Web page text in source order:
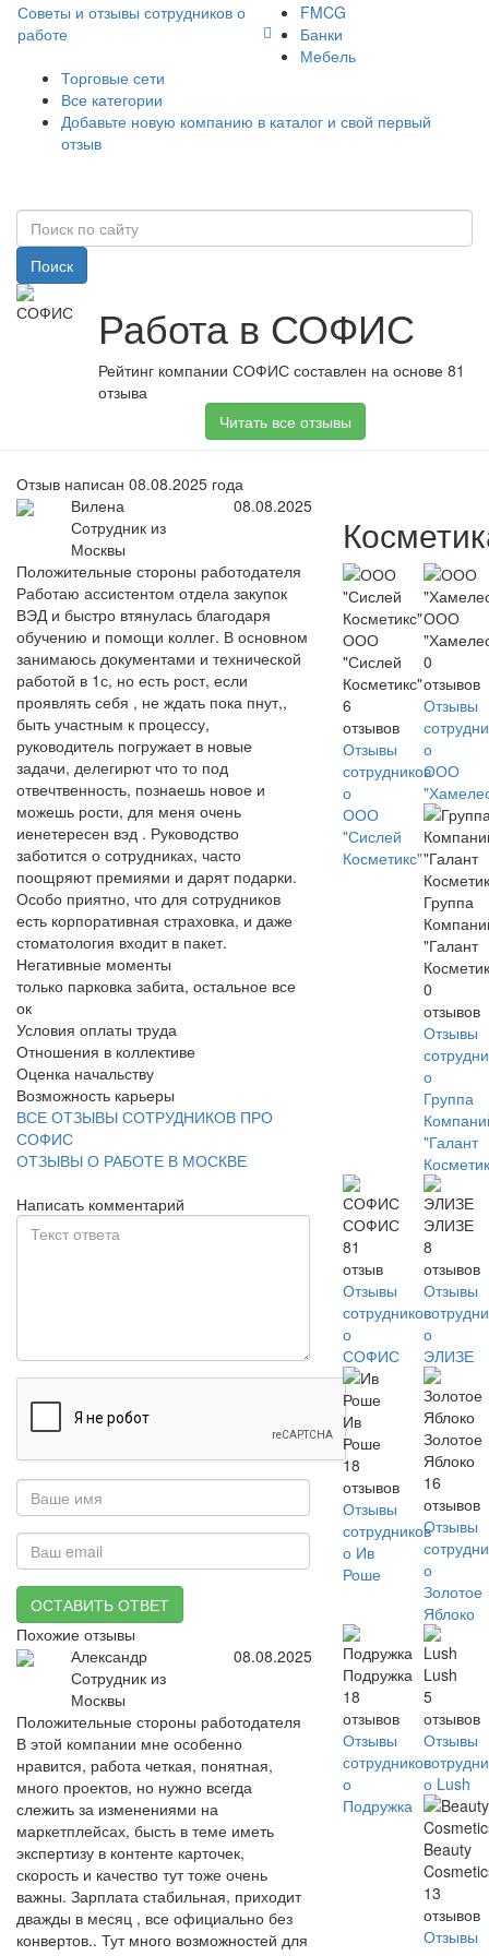
Советы и отзывы сотрудников о
работе
FMCG
Банки
Мебель
Торговые сети
Все категории
Добавьте новую компанию в каталог и свой первый
отзыв
Поиск
Работа в СОФИС
Рейтинг компании СОФИС составлен на основе 81
отзыва
Читать все отзывы
Отзыв написан 08.08.2025 года
Вилена
Сотрудник из
Москвы
08.08.2025
Положительные стороны работодателя
Работаю ассистентом отдела закупок
ВЭД и быстро втянулась благодаря
обучению и помощи коллег. В основном
занимаюсь документами и технической
работой в 1с, но есть рост, если
проявлять себя , не ждать пока пнут,,
быть участным к процессу,
руководитель погружает в новые
задачи, делегирют что то под
отвечтвенность, познаешь новое и
можешь рости, для меня очень
иенетересен вэд . Руководство
заботится о сотрудниках, часто
поощряют премиями и дарят подарки.
Особо приятно, что для сотрудников
есть корпоративная страховка, и даже
стоматология входит в пакет.
Негативные моменты
только парковка забита, остальное все
ок
Условия оплаты труда
Отношения в коллективе
Оценка начальству
Возможность карьеры
ВСЕ ОТЗЫВЫ СОТРУДНИКОВ ПРО
СОФИС
ОТЗЫВЫ О РАБОТЕ В МОСКВЕ
Написать комментарий
ОСТАВИТЬ ОТВЕТ
Похожие отзывы
Александр
Сотрудник из
Москвы
08.08.2025
Положительные стороны работодателя
В этой компании мне особенно
нравится, работа четкая, понятная,
много проектов, но нужно всегда
слежить за изменениями на
маркетплейсах, бысть в теме иметь
экспертизу в контенте карточек,
скорость и качество тут тоже очень
важны. Зарплата стабильная, приходит
дважды в месяц , все официально без
конвертов.. Тут много возможностей для
ООО
"Сислей
Косметикс"
6
отзывов
Отзывы
сотрудников
о
ООО
"Сислей
Косметикс"
ООО
0
отзывов
Отзывы
о
ООО
Группа
"Галант
0
отзывов
Отзывы
о
Группа
"Галант
СОФИС
81
отзыв
Отзывы
сотрудников
о
СОФИС
ЭЛИЗЕ
8
отзывов
Отзывы
о
ЭЛИЗЕ
Ив
Роше
18
отзывов
Отзывы
сотрудников
о Ив
Роше
Золотое
Яблоко
16
отзывов
Отзывы
о
Золотое
Яблоко
Подружка
18
отзывов
Отзывы
сотрудников
о
Подружка
Lush
5
отзывов
Отзывы
о Lush
Beauty
13
отзывов
Отзывы